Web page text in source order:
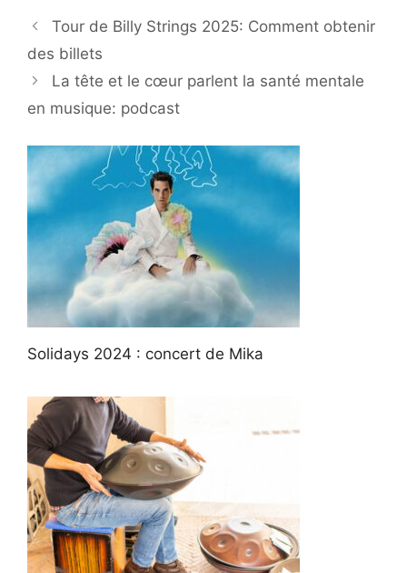
Tour de Billy Strings 2025: Comment obtenir
des billets
La tête et le cœur parlent la santé mentale
en musique: podcast
Solidays 2024 : concert de Mika